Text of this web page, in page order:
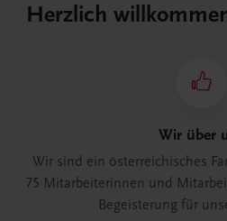
Herzlich
Wir über
Wir sind ein österreichisches
75 Mitarbeiterinnen und
Begeisterung für